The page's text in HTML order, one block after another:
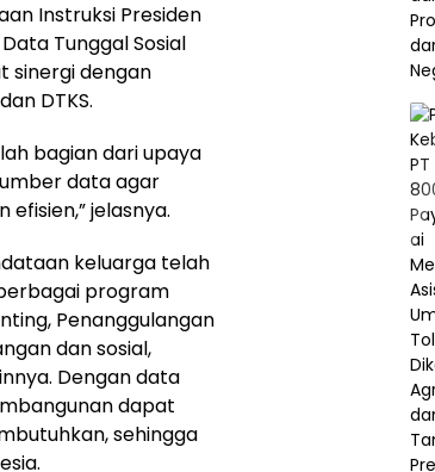
Instruksi Presiden
Tunggal Sosial
sinergi dengan
DTKS.
bagian dari upaya
data agar
jelasnya.
keluarga telah
program
Penanggulangan
dan sosial,
Dengan data
dapat
sehingga